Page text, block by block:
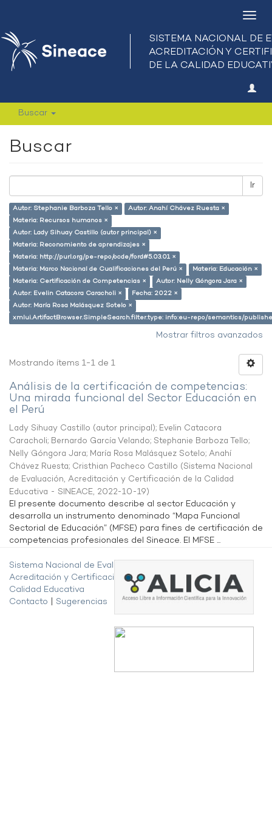
Buscar
Buscar
Ir
Autor: Stephanie Barboza Tello ×
Autor: Anahí Chávez Ruesta ×
Materia: Recursos humanos ×
Autor: Lady Sihuay Castillo (autor principal) ×
Materia: Reconomiento de aprendizajes ×
Materia: http://purl.org/pe-repo/ocde/ford#5.03.01 ×
Materia: Marco Nacional de Cualificaciones del Perú ×
Materia: Educación ×
Materia: Certificación de Competencias ×
Autor: Nelly Góngora Jara ×
Autor: Evelin Catacora Caracholi ×
Fecha: 2022 ×
Autor: María Rosa Malásquez Sotelo ×
xmlui.ArtifactBrowser.SimpleSearch.filter.type: info:eu-repo/semantics/
Mostrar filtros avanzados
Mostrando ítems 1-1 de 1
Análisis de la certificación de competencias:
Una mirada funcional del Sector Educación en
el Perú
Lady Sihuay Castillo (autor principal); Evelin Catacora
Caracholi; Bernardo García Velando; Stephanie Barboza Tello;
Nelly Góngora Jara; María Rosa Malásquez Sotelo; Anahí
Chávez Ruesta; Cristhian Pacheco Castillo (Sistema Nacional
de Evaluación, Acreditación y Certificación de la Calidad
Educativa - SINEACE, 2022-10-19)
El presente documento describe al sector Educación y
desarrolla un instrumento denominado “Mapa Funcional
Sectorial de Educación” (MFSE) para fines de certificación de
competencias profesionales del Sineace. El MFSE ...
Sistema Nacional de Evaluación,
Acreditación y Certificación de la
Calidad Educativa
Contacto
Sugerencias